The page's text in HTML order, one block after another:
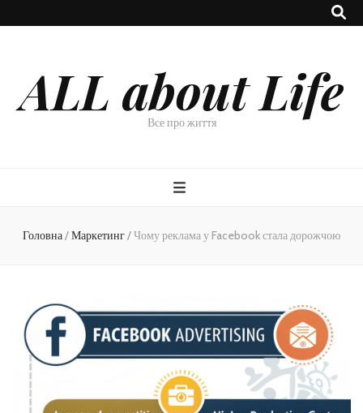
ALL about Life
Все про життя
Головна/Маркетинг/Чому реклама у Facebook стала дорожчою